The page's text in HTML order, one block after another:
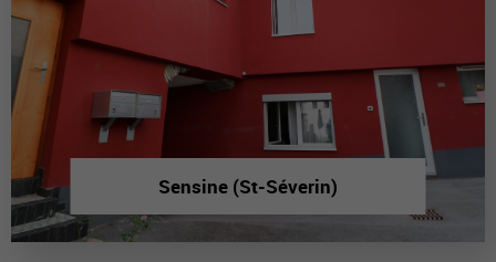
Sensine (St-Séverin)